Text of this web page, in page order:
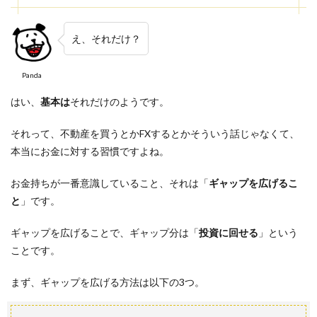
Panda
え、それだけ？
はい、 基本はそれだけのようです。
それって、不動産を買うとかFXするとかそういう話じゃなくて、
本当にお金に対する習慣ですよね。
お金持ちが一番意識していること、それは「ギャップを広げるこ
と 」です。
ギャップを広げることで、ギャップ分は「投資に回せる 」という
ことです。
まず、ギャップを広げる方法は以下の3つ。